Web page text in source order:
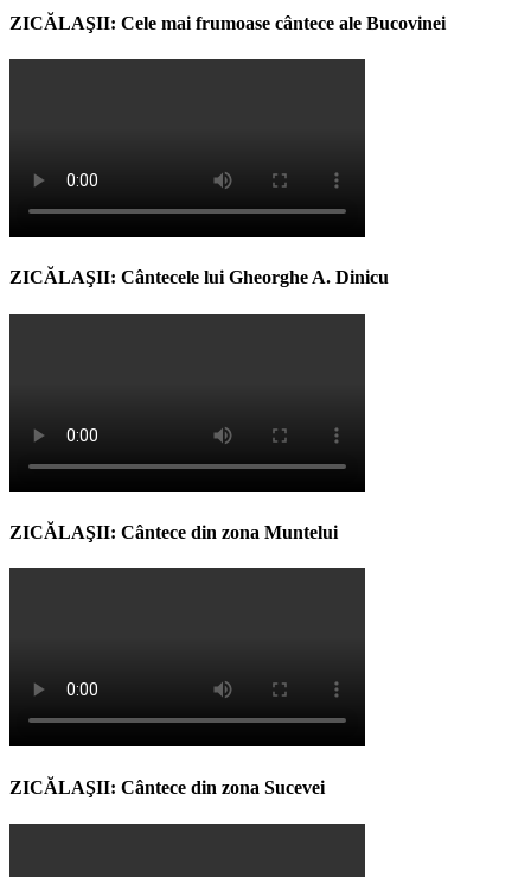
ZICĂLAŞII: Cele mai frumoase cântece ale Bucovinei
ZICĂLAŞII: Cântecele lui Gheorghe A. Dinicu
ZICĂLAŞII: Cântece din zona Muntelui
ZICĂLAŞII: Cântece din zona Sucevei